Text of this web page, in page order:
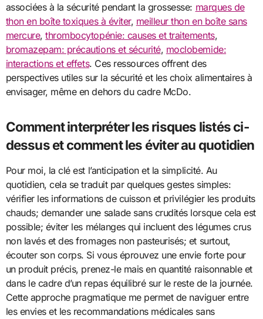
associées à la sécurité pendant la grossesse: marques de
thon en boîte toxiques à éviter, meilleur thon en boîte sans
mercure,thrombocytopénie: causes et traitements,
bromazepam: précautions et sécurité, moclobemide:
interactions et effets. Ces ressources offrent des
perspectives utiles sur la sécurité et les choix alimentaires à
envisager, même en dehors du cadre McDo.
Comment interpréter les risques listés ci-
dessus et comment les éviter au quotidien
Pour moi, la clé est l’anticipation et la simplicité. Au
quotidien, cela se traduit par quelques gestes simples:
vérifier les informations de cuisson et privilégier les produits
chauds; demander une salade sans crudités lorsque cela est
possible; éviter les mélanges qui incluent des légumes crus
non lavés et des fromages non pasteurisés; et surtout,
écouter son corps. Si vous éprouvez une envie forte pour
un produit précis, prenez-le mais en quantité raisonnable et
dans le cadre d’un repas équilibré sur le reste de la journée.
Cette approche pragmatique me permet de naviguer entre
les envies et les recommandations médicales sans